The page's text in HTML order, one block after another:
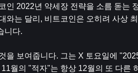
인 2022년 약세장 전략을 소름 돋는
와는 달리, 비트코인은 오히려 사상
니다.
을 보여줍니다. 그는 X 토요일에
월의 "적자"는 항상 12월의 또 다른